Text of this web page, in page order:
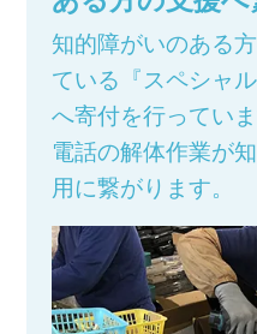
知的障がいのある
ている『スペシャ
へ寄付を行ってい
電話の解体作業が
用に繋がります。